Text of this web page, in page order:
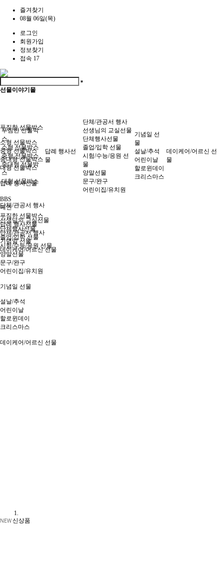
즐겨찾기
08월 06일(목)
로그인
회원가입
정보찾기
접속 17
선물이야기몰
푸짐한 선물박스
소형 선물박스
중형 선물박스
중대형 선물박스
대형 선물박스
답례 행사선물
단체/관공서 행사
선생님의 교실선물
단체행사선물
졸업/입학 선물
시험/수능/응원 선물
양말선물
문구/완구
어린이집/유치원
기념일 선물
설날/추석
어린이날
할로윈데이
크리스마스
데이케어/어르신 선물
푸짐한 선물박
스
소형 선물박스
중형 선물박스
중대형 선물박
스
대형 선물박스
답례 행사선
물
단체/관공서 행사
선생님의 교실선물
단체행사선물
졸업/입학 선물
시험/수능/응원 선
물
양말선물
문구/완구
어린이집/유치원
기념일 선
물
설날/추석
어린이날
할로윈데이
크리스마스
데이케어/어르신 선
물
BBS
메인
푸짐한 선물박스
답례 행사선물
단체/관공서 행사
기념일 선물
데이케어/어르신 선물
NEW 신상품